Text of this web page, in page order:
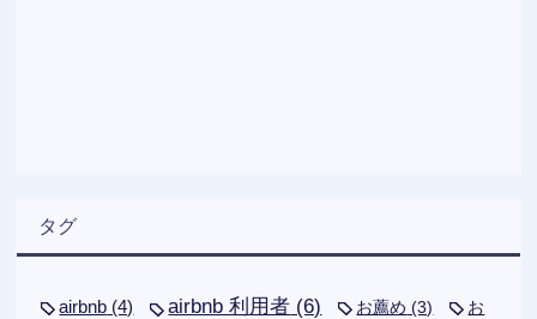
タグ
airbnb (4) airbnb 利用者 (6) お薦め (3)
お